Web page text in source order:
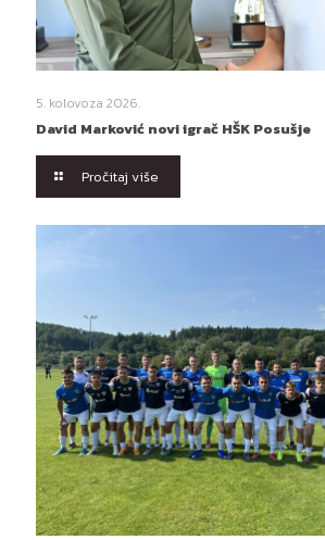
5. kolovoza 2026.
David Marković novi igrač HŠK Posušje
Pročitaj više